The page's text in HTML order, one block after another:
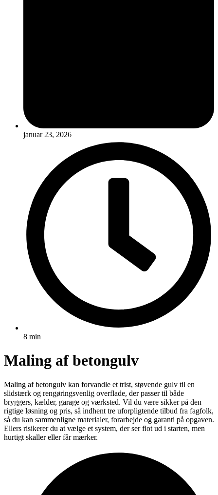
januar 23, 2026
8 min
Maling af betongulv
Maling af betongulv kan forvandle et trist, støvende gulv til en
slidstærk og rengøringsvenlig overflade, der passer til både
bryggers, kælder, garage og værksted. Vil du være sikker på den
rigtige løsning og pris, så indhent tre uforpligtende tilbud fra fagfolk,
så du kan sammenligne materialer, forarbejde og garanti på opgaven.
Ellers risikerer du at vælge et system, der ser flot ud i starten, men
hurtigt skaller eller får mærker.